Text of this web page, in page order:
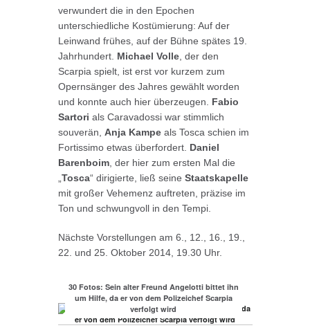
verwundert die in den Epochen
unterschiedliche Kostümierung: Auf der
Leinwand frühes, auf der Bühne spätes 19.
Jahrhundert. Michael Volle, der den
Scarpia spielt, ist erst vor kurzem zum
Opernsänger des Jahres gewählt worden
und konnte auch hier überzeugen. Fabio
Sartori als Caravadossi war stimmlich
souverän, Anja Kampeals Tosca schien im
Fortissimo etwas überfordert. Daniel
Barenboim, der hier zum ersten Mal die
Tosca“ dirigierte, ließ seine Staatskapelle
mit großer Vehemenz auftreten, präzise im
Ton und schwungvoll in den Tempi.
Nächste Vorstellungen am 6., 12., 16., 19.,
22. und 25. Oktober 2014, 19.30 Uhr.
30 Fotos: Sein alter Freund Angelotti bittet ihn
um Hilfe, da er von dem Polizeichef Scarpia
verfolgt wird